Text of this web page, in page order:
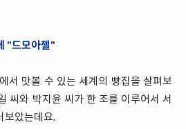
"드모아젤"
서 맛볼 수 있는 세계의 빵집을 살펴보
씨와 박지윤 씨가 한 조를 이루어서 서
보았는데요.